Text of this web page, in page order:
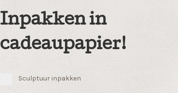
Inpakken in
cadeaupapier!
Sculptuur inpakken